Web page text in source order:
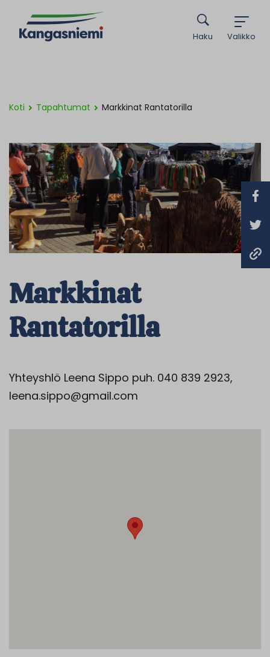
Valikko
Haku
Koti Tapahtumat Markkinat Rantatorilla
Markkinat
Rantatorilla
Yhteyshlö Leena Sippo puh. 040 839 2923,
leena.sippo@gmail.com